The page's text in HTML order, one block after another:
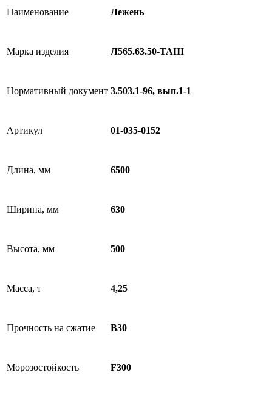
Наименование Лежень
Марка изделия Л565.63.50-ТАIII
Нормативный документ 3.503.1-96, вып.1-1
Артикул 01-035-0152
Длина, мм 6500
Ширина, мм 630
Высота, мм 500
Масса, т 4,25
Прочность на сжатие B30
Морозостойкость F300